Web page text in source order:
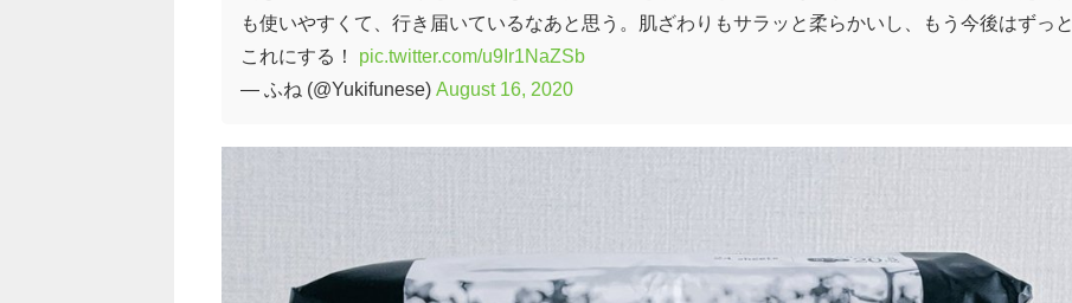
も使いやすくて、行き届いているなあと思う。肌ざわりもサラッと柔らかいし、もう今後はずっと
これにする！ pic.twitter.com/u9Ir1NaZSb
— ふね (@Yukifunese) August 16, 2020